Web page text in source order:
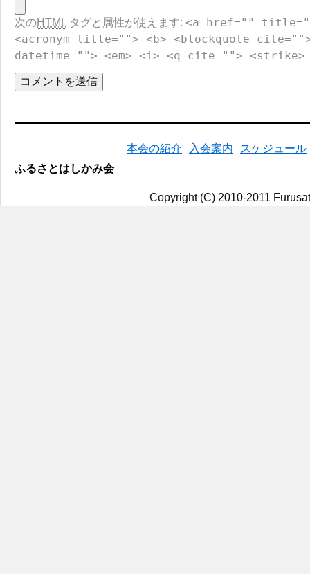
次のHTML タグと属性が使えます: <a href=""
<acronym title=""> <b> <blockquote
datetime=""> <em> <i> <q cite=""> <strike>
本会の紹介 入会案内
スケジュール
ふるさとはしかみ会
Copyright (C) 2010-2011